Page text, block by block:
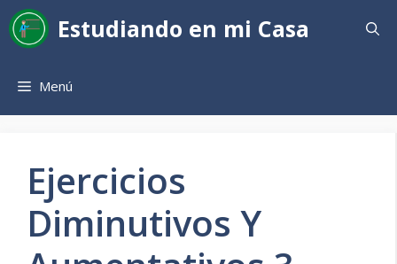
Saltar
al
contenido
Estudiando en mi Casa
Menú
Ejercicios
Diminutivos Y